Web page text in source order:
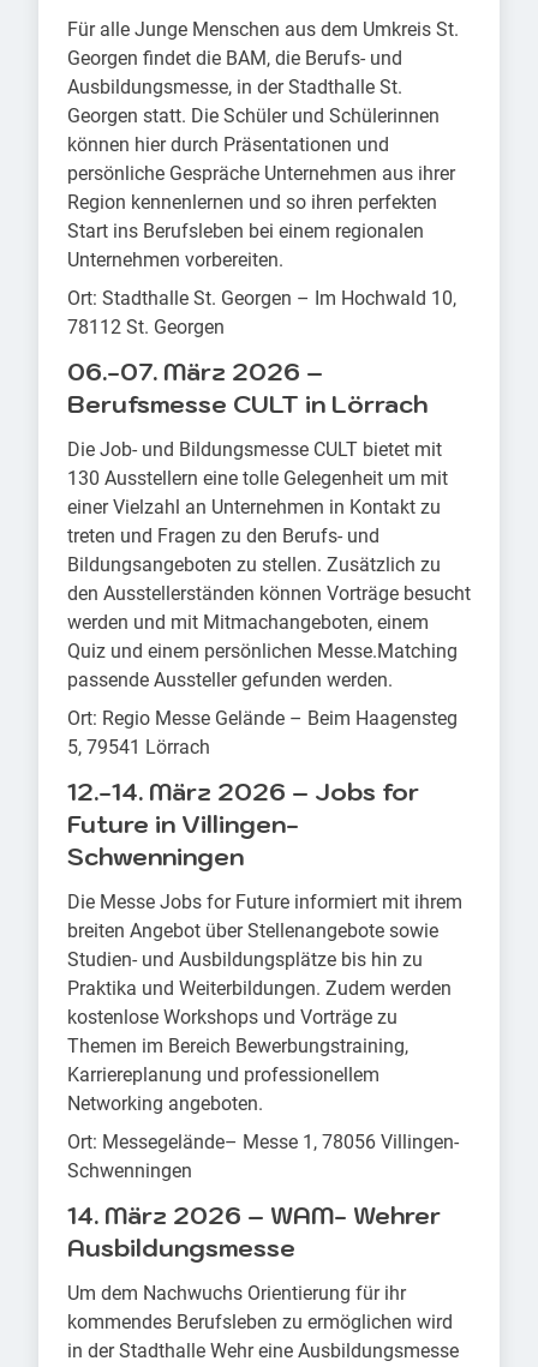
Für alle Junge Menschen aus dem Umkreis St.
Georgen findet die BAM, die Berufs- und
Ausbildungsmesse, in der Stadthalle St.
Georgen statt. Die Schüler und Schülerinnen
können hier durch Präsentationen und
persönliche Gespräche Unternehmen aus ihrer
Region kennenlernen und so ihren perfekten
Start ins Berufsleben bei einem regionalen
Unternehmen vorbereiten.
Ort: Stadthalle St. Georgen – Im Hochwald 10,
78112 St. Georgen
06.-07. März 2026 –
Berufsmesse CULT in Lörrach
Die Job- und Bildungsmesse CULT bietet mit
130 Ausstellern eine tolle Gelegenheit um mit
einer Vielzahl an Unternehmen in Kontakt zu
treten und Fragen zu den Berufs- und
Bildungsangeboten zu stellen. Zusätzlich zu
den Ausstellerständen können Vorträge besucht
werden und mit Mitmachangeboten, einem
Quiz und einem persönlichen Messe.Matching
passende Aussteller gefunden werden.
Ort: Regio Messe Gelände – Beim Haagensteg
5, 79541 Lörrach
12.-14. März 2026 – Jobs for
Future in Villingen-
Schwenningen
Die Messe Jobs for Future informiert mit ihrem
breiten Angebot über Stellenangebote sowie
Studien- und Ausbildungsplätze bis hin zu
Praktika und Weiterbildungen. Zudem werden
kostenlose Workshops und Vorträge zu
Themen im Bereich Bewerbungstraining,
Karriereplanung und professionellem
Networking angeboten.
Ort: Messegelände– Messe 1, 78056 Villingen-
Schwenningen
14. März 2026 – WAM- Wehrer
Ausbildungsmesse
Um dem Nachwuchs Orientierung für ihr
kommendes Berufsleben zu ermöglichen wird
in der Stadthalle Wehr eine Ausbildungsmesse